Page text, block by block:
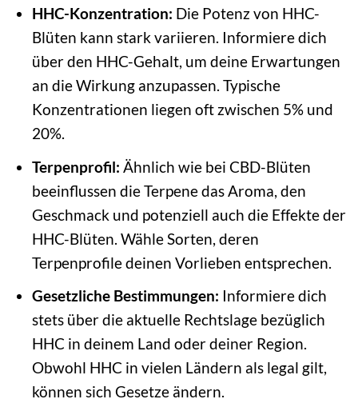
HHC-Konzentration: Die Potenz von HHC-
Blüten kann stark variieren. Informiere dich
über den HHC-Gehalt, um deine Erwartungen
an die Wirkung anzupassen. Typische
Konzentrationen liegen oft zwischen 5% und
20%.
Terpenprofil: Ähnlich wie bei CBD-Blüten
beeinflussen die Terpene das Aroma, den
Geschmack und potenziell auch die Effekte der
HHC-Blüten. Wähle Sorten, deren
Terpenprofile deinen Vorlieben entsprechen.
Gesetzliche Bestimmungen: Informiere dich
stets über die aktuelle Rechtslage bezüglich
HHC in deinem Land oder deiner Region.
Obwohl HHC in vielen Ländern als legal gilt,
können sich Gesetze ändern.